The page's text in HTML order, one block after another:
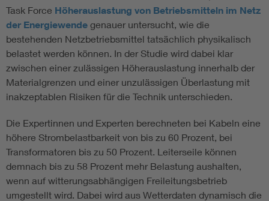
Task Force Höherauslastung von Betriebsmitteln im Netz
der Energiewende genauer untersucht, wie die
bestehenden Netzbetriebsmittel tatsächlich physikalisch
belastet werden können. In der Studie wird dabei klar
zwischen einer zulässigen Höherauslastung innerhalb der
Materialgrenzen und einer unzulässigen Überlastung mit
inakzeptablen Risiken für die Technik unterschieden.
Die Expertinnen und Experten berechneten bei Kabeln eine
höhere Strombelastbarkeit von bis zu 60 Prozent, bei
Transformatoren bis zu 50 Prozent. Leiterseile können
demnach bis zu 58 Prozent mehr Belastung aushalten,
wenn auf witterungsabhängigen Freileitungsbetrieb
umgestellt wird. Dabei wird aus Wetterdaten dynamisch die